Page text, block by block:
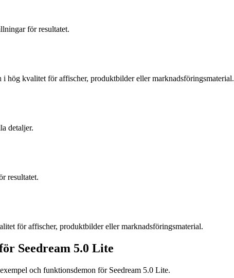
för resultatet.
hög kvalitet för affischer, produktbilder eller marknadsföringsmaterial.
detaljer.
resultatet.
för affischer, produktbilder eller marknadsföringsmaterial.
Seedream 5.0 Lite
och funktionsdemon för Seedream 5.0 Lite.